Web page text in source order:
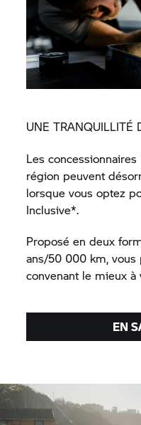
UNE TRANQUILLITÉ
Les
région peuvent
lorsque vous optez
Inclusive*.
Proposé en deux
ans/50 000 km,
convenant le mieux
EN